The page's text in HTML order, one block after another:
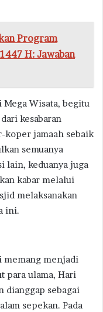
Program
H: Jawaban
Wisata, begitu
kesabaran
koper jamaah sebaik
semuanya
lain, keduanya juga
kabar melalui
melaksanakan
ini.
memang menjadi
para ulama, Hari
dianggap sebagai
sepekan. Pada